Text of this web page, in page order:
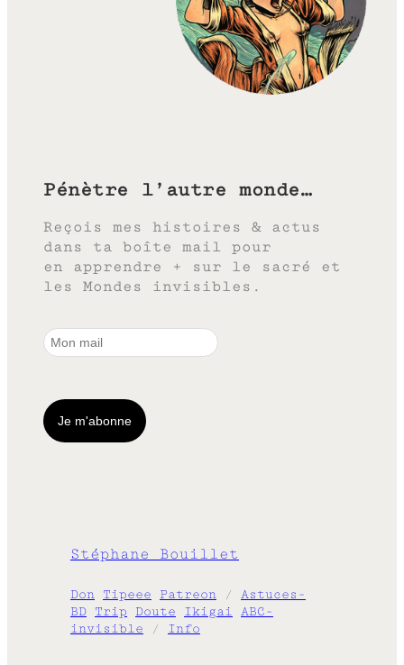
Pénètre l’autre monde…
Reçois mes histoires & actus
dans ta boîte mail pour
en apprendre + sur le sacré et
les Mondes invisibles.
Stéphane Bouillet
Don Tipeee Patreon / Astuces-
BD Trip Doute Ikigai ABC-
invisible / Info